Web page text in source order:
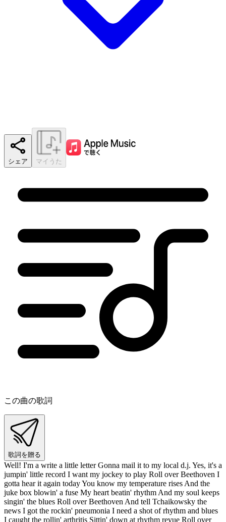
シェア マイうた
この曲の歌詞
歌詞を贈る
Well! I'm a write a little letter Gonna mail it to my local d.j. Yes, it's a
jumpin' little record I want my jockey to play Roll over Beethoven I
gotta hear it again today You know my temperature rises And the
juke box blowin' a fuse My heart beatin' rhythm And my soul keeps
singin' the blues Roll over Beethoven And tell Tchaikowsky the
news I got the rockin' pneumonia I need a shot of rhythm and blues
I caught the rollin' arthritis Sittin' down at rhythm revue Roll over